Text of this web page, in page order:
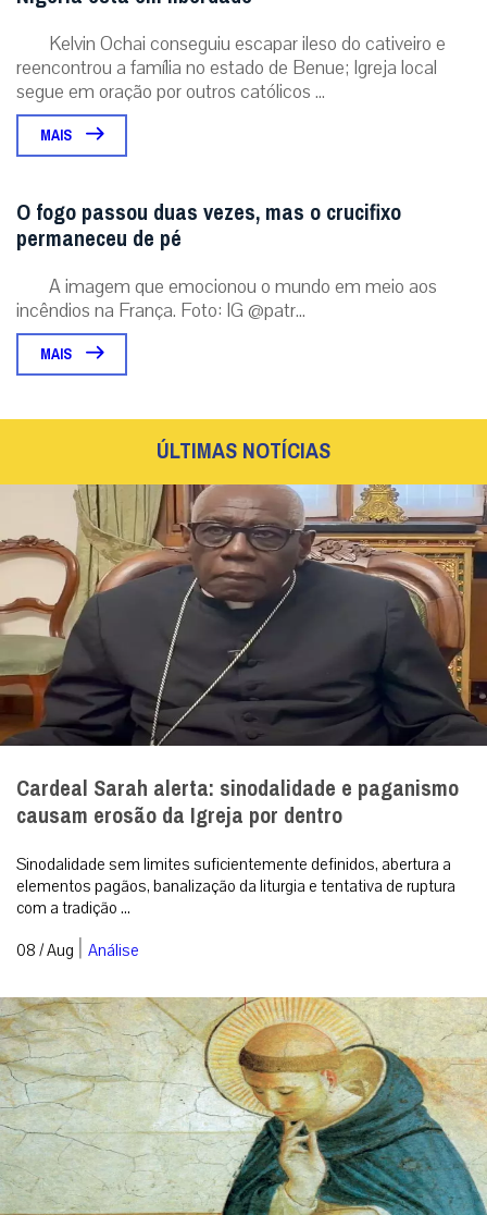
Kelvin Ochai conseguiu escapar ileso do cativeiro e
reencontrou a família no estado de Benue; Igreja local
segue em oração por outros católicos ...
MAIS
O fogo passou duas vezes, mas o crucifixo
permaneceu de pé
A imagem que emocionou o mundo em meio aos
incêndios na França. Foto: IG @patr...
MAIS
ÚLTIMAS NOTÍCIAS
Cardeal Sarah alerta: sinodalidade e paganismo
causam erosão da Igreja por dentro
Sinodalidade sem limites suficientemente definidos, abertura a
elementos pagãos, banalização da liturgia e tentativa de ruptura
com a tradição ...
08 / Aug | Análise